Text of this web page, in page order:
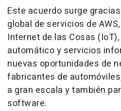
Este acuerdo surge
global de servicios de
Internet de las Cosas
automático y servicios
nuevas oportunidades de
fabricantes de
a gran escala y también
software.